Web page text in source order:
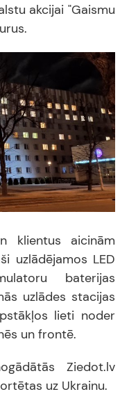
akcijai "Gaismu
klientus aicinām
uzlādējamos LED
baterijas
uzlādes stacijas
lieti noder
un frontē.
Ziedot.lv
uz Ukrainu.